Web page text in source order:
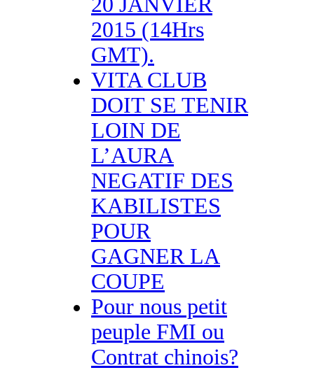
2015 (14Hrs
GMT).
VITA CLUB
DOIT SE TENIR
LOIN DE
L’AURA
NEGATIF DES
KABILISTES
POUR
GAGNER LA
COUPE
Pour nous petit
peuple FMI ou
Contrat chinois?